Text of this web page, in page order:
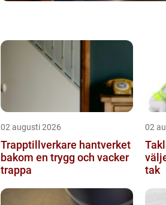
02 augusti 2026
Trapptillverkare hantverket
bakom en trygg och vacker
trappa
02
tak